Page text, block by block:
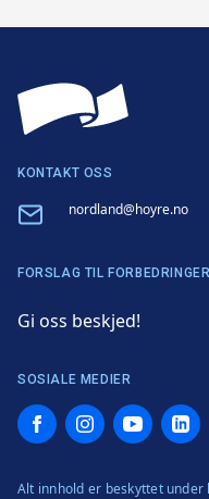
KONTAKT OSS
Email nordland@hoyre.no
FORSLAG TIL
Gi oss beskjed!
SOSIALE MEDIER
FacebookInstagramYouTube
Alt innhold er beskyttet under